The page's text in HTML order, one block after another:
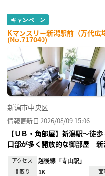
キャンペーン
Kマンスリー新潟駅前（万代広
(No.717040)
新潟市中央区
情報更新日 2026/08/09 15:06
【ＵＢ・角部屋】新潟駅～徒
口部が多く開放的な御部屋 新
アクセス 越後線「青山駅」
間取り 1K 面